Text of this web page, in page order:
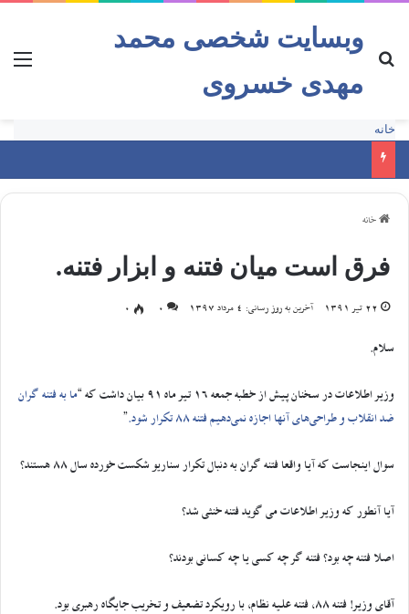
وبسایت شخصی محمد
مهدی خسروی
خانه
خانه
فرق است میان فتنه و ابزار فتنه.
22 تیر 1391 آخرین به روز رسانی: 4 مرداد 1397 0
0
سلام.
وزیر اطلاعات در سخنان پیش از خطبه جمعه 16 تیر ماه 91 بیان داشت که “
ما به فتنه گران
ضد انقلاب و طراحی‌های آنها اجازه نمی‌دهیم فتنه 88 تکرار شود.
سوال اینجاست که آیا واقعا فتنه گران به دنبال تکرار سناریو شکست خورده سال 88 هستند؟
آیا آنطور که وزیر اطلاعات می گوید فتنه خنثی شد؟
اصلا فتنه چه بود؟ فتنه گر چه کسی یا چه کسانی بودند؟
آقای وزیر! فتنه 88، فتنه علیه نظام، با رویکرد تضعیف و تخریب جایگاه رهبری بود.